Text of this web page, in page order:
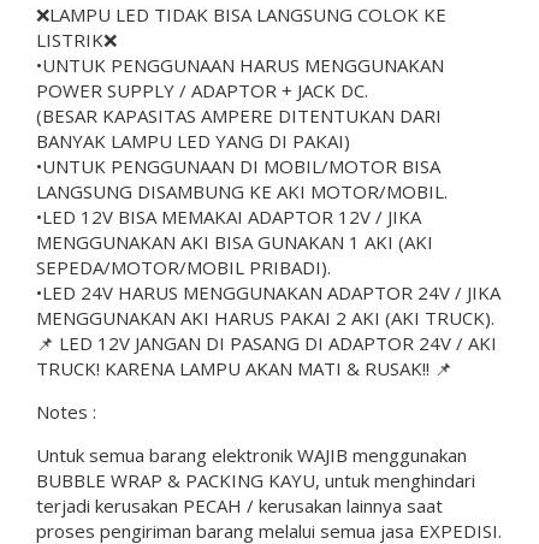
❌LAMPU LED TIDAK BISA LANGSUNG COLOK KE
LISTRIK❌
•UNTUK PENGGUNAAN HARUS MENGGUNAKAN
POWER SUPPLY / ADAPTOR + JACK DC.
(BESAR KAPASITAS AMPERE DITENTUKAN DARI
BANYAK LAMPU LED YANG DI PAKAI)
•UNTUK PENGGUNAAN DI MOBIL/MOTOR BISA
LANGSUNG DISAMBUNG KE AKI MOTOR/MOBIL.
•LED 12V BISA MEMAKAI ADAPTOR 12V / JIKA
MENGGUNAKAN AKI BISA GUNAKAN 1 AKI (AKI
SEPEDA/MOTOR/MOBIL PRIBADI).
•LED 24V HARUS MENGGUNAKAN ADAPTOR 24V / JIKA
MENGGUNAKAN AKI HARUS PAKAI 2 AKI (AKI TRUCK).
📌 LED 12V JANGAN DI PASANG DI ADAPTOR 24V / AKI
TRUCK! KARENA LAMPU AKAN MATI & RUSAK!! 📌
Notes :
Untuk semua barang elektronik WAJIB menggunakan
BUBBLE WRAP & PACKING KAYU, untuk menghindari
terjadi kerusakan PECAH / kerusakan lainnya saat
proses pengiriman barang melalui semua jasa EXPEDISI.